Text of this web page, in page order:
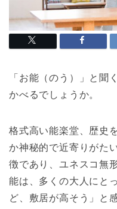
「お能（のう）」と聞
かべるでしょうか。
格式高い能楽堂、歴史
か神秘的で近寄りがた
徴であり、ユネスコ無
能は、多くの大人にと
ど、敷居が高そう」と